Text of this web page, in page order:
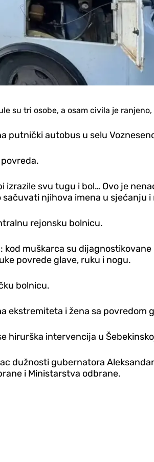
su tri osobe, a osam civila je
putnički autobus u selu
svu tugu i bol… Ovo je
njihova imena u sjećanju
rejonsku bolnicu.
kod muškarca su
povrede glave, ruku i nogu.
bolnicu.
ekstremiteta i žena sa
hirurška intervencija u
dužnosti gubernatora
i Ministarstva odbrane.